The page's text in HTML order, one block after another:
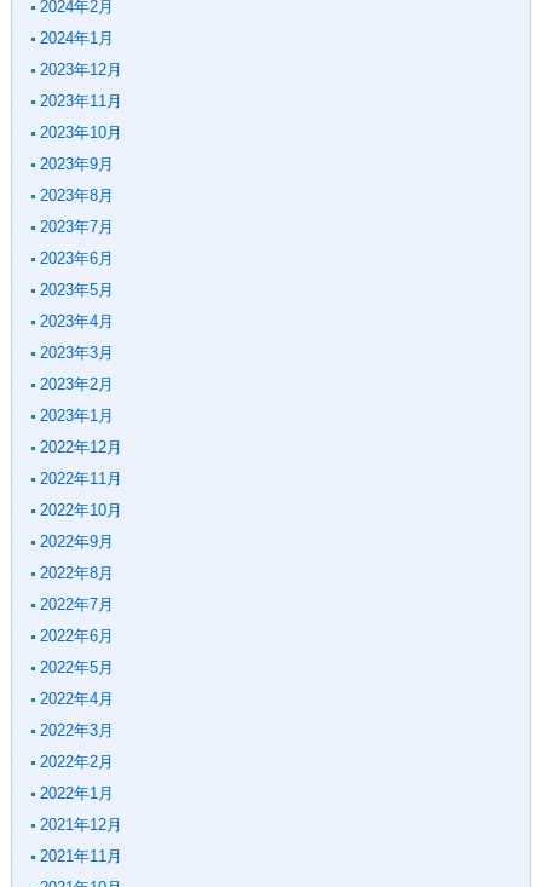
2024年2月
2024年1月
2023年12月
2023年11月
2023年10月
2023年9月
2023年8月
2023年7月
2023年6月
2023年5月
2023年4月
2023年3月
2023年2月
2023年1月
2022年12月
2022年11月
2022年10月
2022年9月
2022年8月
2022年7月
2022年6月
2022年5月
2022年4月
2022年3月
2022年2月
2022年1月
2021年12月
2021年11月